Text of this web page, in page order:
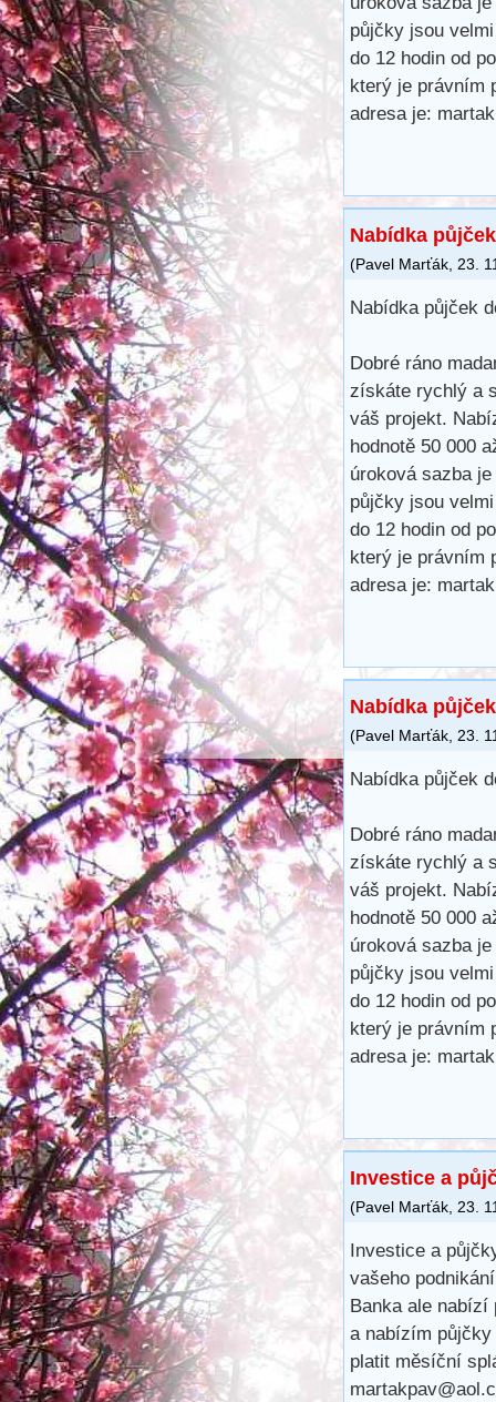
půjčky jsou
do 12 hodin od
který je právním
adresa je:
Nabídka
(Pavel Marťák 23.
Nabídka půjček
Dobré ráno
získáte rychlý a
váš projekt.
hodnotě 50 000
úroková sazba
půjčky jsou
do 12 hodin od
který je právním
adresa je:
Nabídka
(Pavel Marťák 23.
Nabídka půjček
Dobré ráno
získáte rychlý a
váš projekt.
hodnotě 50 000
úroková sazba
půjčky jsou
do 12 hodin od
který je právním
adresa je:
Investice a
(Pavel Marťák 23.
Investice a
vašeho
Banka ale nabízí
a nabízím půjčky
platit měsíční